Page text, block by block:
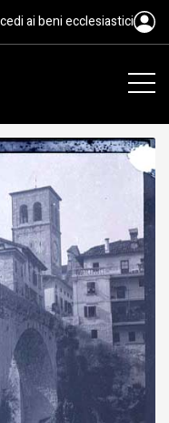
ai beni ecclesiastici